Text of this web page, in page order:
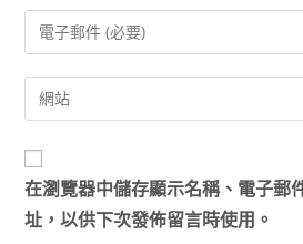
在瀏覽器中儲存顯示名稱、電子郵
址，以供下次發佈留言時使用。